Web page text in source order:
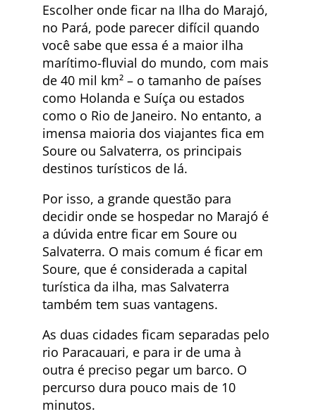
Escolher onde ficar na Ilha do Marajó,
no Pará, pode parecer difícil quando
você sabe que essa é a maior ilha
marítimo-fluvial do mundo, com mais
de 40 mil km² – o tamanho de países
como Holanda e Suíça ou estados
como o Rio de Janeiro. No entanto, a
imensa maioria dos viajantes fica em
Soure ou Salvaterra, os principais
destinos turísticos de lá.
Por isso, a grande questão para
decidir onde se hospedar no Marajó é
a dúvida entre ficar em Soure ou
Salvaterra. O mais comum é ficar em
Soure, que é considerada a capital
turística da ilha, mas Salvaterra
também tem suas vantagens.
As duas cidades ficam separadas pelo
rio Paracauari, e para ir de uma à
outra é preciso pegar um barco. O
percurso dura pouco mais de 10
minutos.